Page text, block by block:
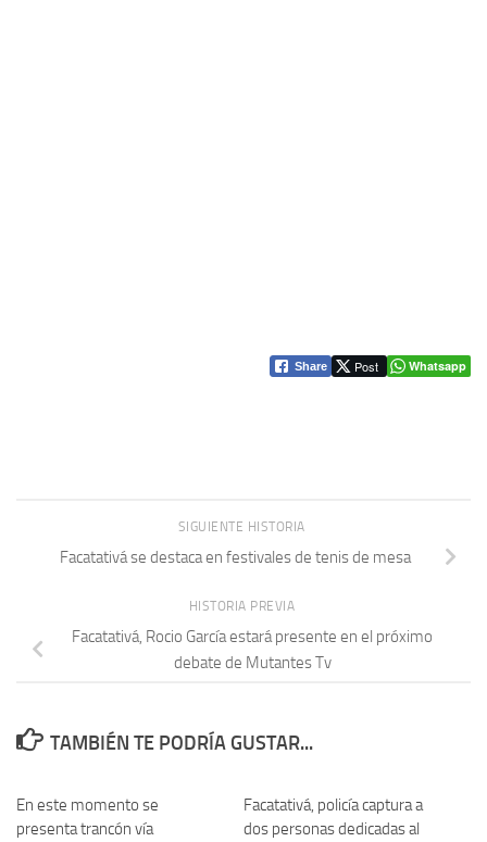
Share Post Whatsapp
SIGUIENTE HISTORIA
Facatativá se destaca en festivales de tenis de mesa
HISTORIA PREVIA
Facatativá, Rocio García estará presente en el próximo
debate de Mutantes Tv
TAMBIÉN TE PODRÍA GUSTAR...
En este momento se
presenta trancón vía
Facatativá, policía captura a
dos personas dedicadas al